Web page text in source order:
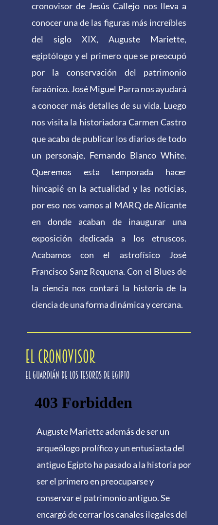
cronovisor de Jesús Callejo nos lleva a
conocer una de las figuras más increíbles
del siglo XIX, Auguste Mariette,
egiptólogo y el primero que se preocupó
por la conservación del patrimonio
faraónico. José Miguel Parra nos ayudará
a conocer más detalles de su vida. Luego
nos visita la historiadora Carmen Castro
que acaba de publicar los diarios de todo
un personaje, Fernando Blanco White.
Queremos esta temporada hacer
hincapié en la actualidad y las noticias,
por eso nos vamos al MARQ de Alicante
en donde acaban de inaugurar una
exposición dedicada a los etruscos.
Acabamos con el astrofísico José
Francisco Sanz Requena. Con el Blues de
la ciencia nos contará la historia de la
ciencia de una forma dinámica y cercana.
EL CRONOVISOR
El guardián de los tesoros de Egipto
Auguste Mariette además de ser un
arqueólogo prolífico y un entusiasta del
antiguo Egipto ha pasado a la historia por
ser el primero en preocuparse y
conservar el patrimonio antiguo. Se
encargó de cerrar los canales ilegales del